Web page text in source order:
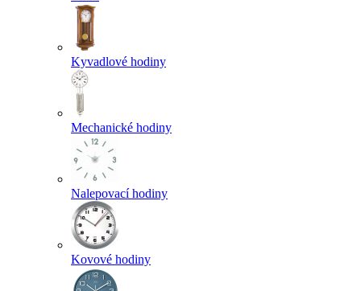
Kyvadlové hodiny
Mechanické hodiny
Nalepovací hodiny
Kovové hodiny